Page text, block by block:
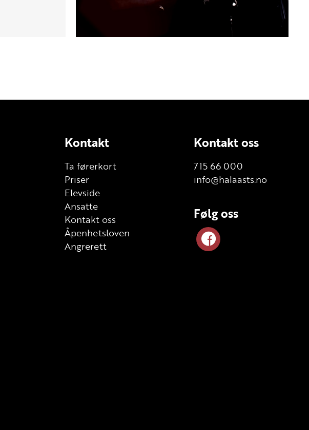
Kontakt
Ta førerkort
Priser
Elevside
Ansatte
Kontakt oss
Åpenhetsloven
Angrerett
Kontakt oss
715 66 000
info@halaasts.no
Følg oss